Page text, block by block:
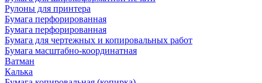
Рулоны для принтера
Бумага перфорированная
Бумага перфорированная
Бумага для чертежных и копировальных работ
Бумага масштабно-координатная
Ватман
Калька